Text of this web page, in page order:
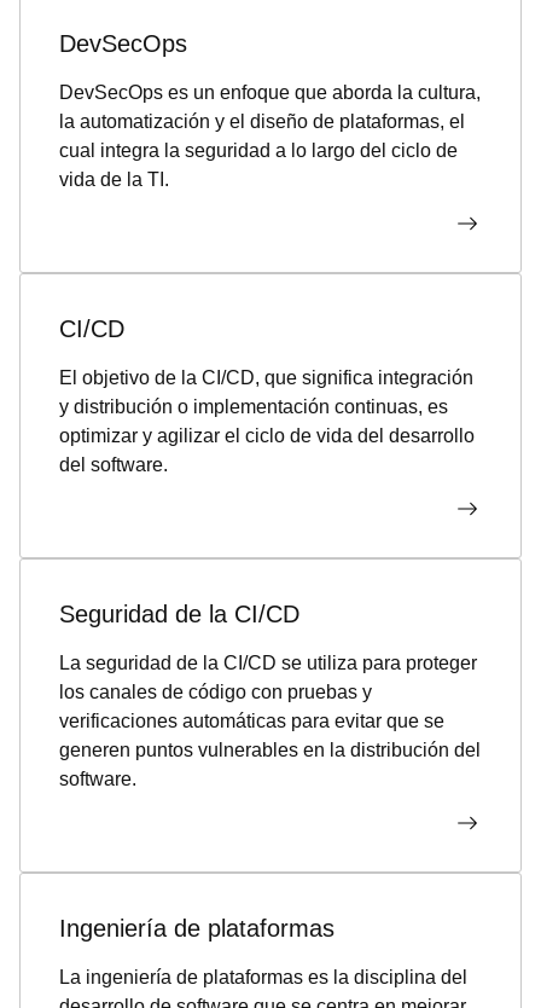
DevSecOps
DevSecOps es un enfoque que aborda la cultura,
la automatización y el diseño de plataformas, el
cual integra la seguridad a lo largo del ciclo de
vida de la TI.
CI/CD
El objetivo de la CI/CD, que significa integración
y distribución o implementación continuas, es
optimizar y agilizar el ciclo de vida del desarrollo
del software.
Seguridad de la CI/CD
La seguridad de la CI/CD se utiliza para proteger
los canales de código con pruebas y
verificaciones automáticas para evitar que se
generen puntos vulnerables en la distribución del
software.
Ingeniería de plataformas
La ingeniería de plataformas es la disciplina del